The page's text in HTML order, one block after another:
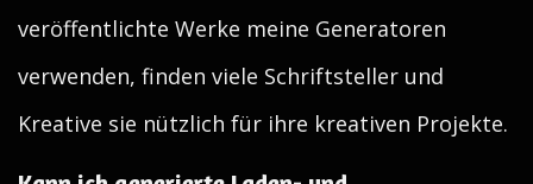
veröffentlichte Werke meine Generatoren
verwenden, finden viele Schriftsteller und
Kreative sie nützlich für ihre kreativen Projekte.